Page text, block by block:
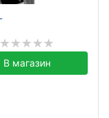
В магазин